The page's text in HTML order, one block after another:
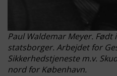
Paul Waldemar Meyer. Født
statsborger. Arbejdet for
Sikkerhedstjeneste m.v.
nord for København.